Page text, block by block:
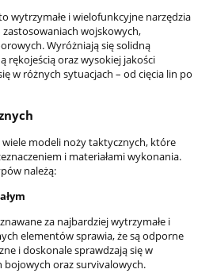
wytrzymałe i wielofunkcyjne narzędzia
wojskowych,
Wyróżniają się solidną
rękojeścią oraz wysokiej jakości
w różnych sytuacjach – od cięcia lin po
modeli noży taktycznych, które
i materiałami wykonania.
należą:
za najbardziej wytrzymałe i
elementów sprawia, że są odporne
i doskonale sprawdzają się w
bojowych oraz survivalowych.